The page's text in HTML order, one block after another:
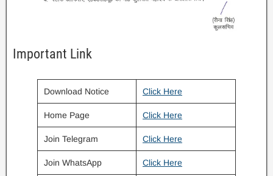
Important Link
Download Notice Click Here
Home Page Click Here
Join Telegram Click Here
Join WhatsApp Click Here